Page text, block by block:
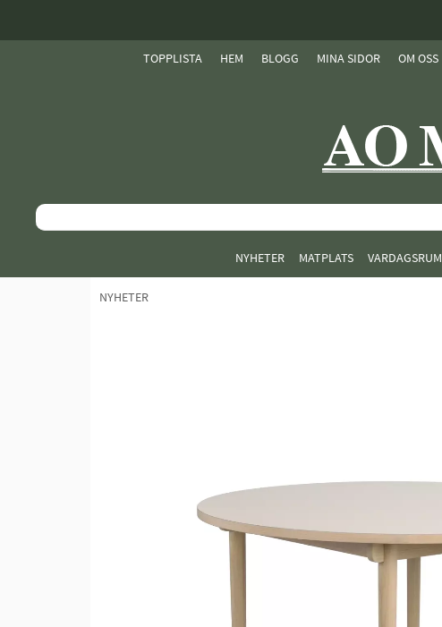
TOPPLISTA HEM BLOGG MINA SIDOR OM OSS
NYHETER MATPLATS VARDAGSRUM
NYHETER